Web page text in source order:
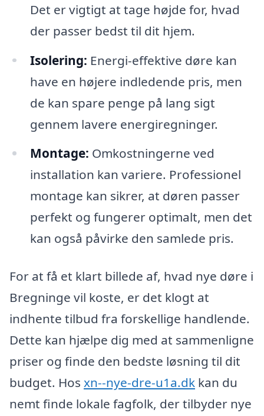
Det er vigtigt at tage højde for, hvad
der passer bedst til dit hjem.
Isolering: Energi-effektive døre kan
have en højere indledende pris, men
de kan spare penge på lang sigt
gennem lavere energiregninger.
Montage: Omkostningerne ved
installation kan variere. Professionel
montage kan sikrer, at døren passer
perfekt og fungerer optimalt, men det
kan også påvirke den samlede pris.
For at få et klart billede af, hvad nye døre i
Bregninge vil koste, er det klogt at
indhente tilbud fra forskellige handlende.
Dette kan hjælpe dig med at sammenligne
priser og finde den bedste løsning til dit
budget. Hos xn--nye-dre-u1a.dk kan du
nemt finde lokale fagfolk, der tilbyder nye